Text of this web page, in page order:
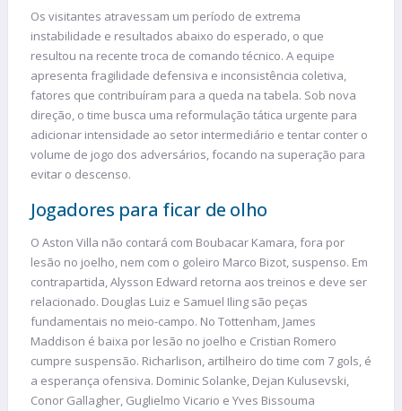
Os visitantes atravessam um período de extrema
instabilidade e resultados abaixo do esperado, o que
resultou na recente troca de comando técnico. A equipe
apresenta fragilidade defensiva e inconsistência coletiva,
fatores que contribuíram para a queda na tabela. Sob nova
direção, o time busca uma reformulação tática urgente para
adicionar intensidade ao setor intermediário e tentar conter o
volume de jogo dos adversários, focando na superação para
evitar o descenso.
Jogadores para ficar de olho
O Aston Villa não contará com Boubacar Kamara, fora por
lesão no joelho, nem com o goleiro Marco Bizot, suspenso. Em
contrapartida, Alysson Edward retorna aos treinos e deve ser
relacionado. Douglas Luiz e Samuel Iling são peças
fundamentais no meio-campo. No Tottenham, James
Maddison é baixa por lesão no joelho e Cristian Romero
cumpre suspensão. Richarlison, artilheiro do time com 7 gols, é
a esperança ofensiva. Dominic Solanke, Dejan Kulusevski,
Conor Gallagher, Guglielmo Vicario e Yves Bissouma